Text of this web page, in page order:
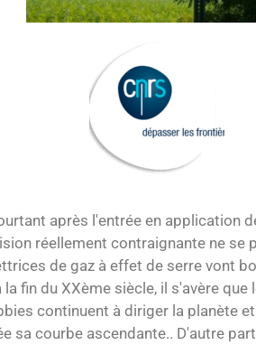
après l'entrée en application
réellement contraignante ne se
de gaz à effet de serre vont
fin du XXème siècle, il s'avère que
continuent à diriger la planète
sa courbe ascendante.. D'autre